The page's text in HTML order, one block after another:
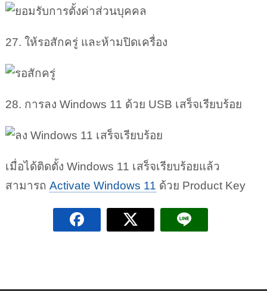
27. ให้รอสักครู่ และห้ามปิดเครื่อง
28. การลง Windows 11 ด้วย USB เสร็จเรียบร้อย
เมื่อได้ติดตั้ง Windows 11 เสร็จเรียบร้อยแล้ว
สามารถ Activate Windows 11 ด้วย Product Key